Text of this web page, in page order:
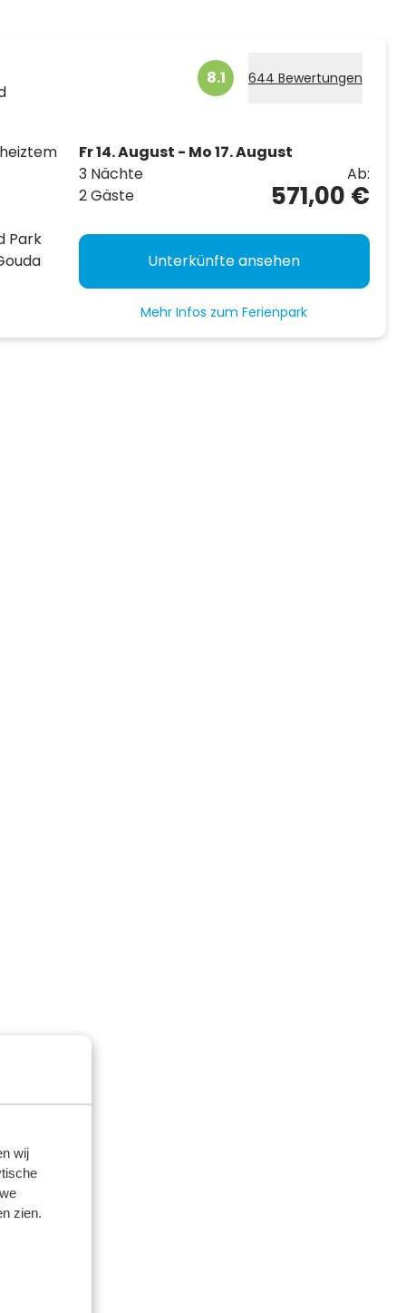
wij
zien.
8.1 644 Bewertungen
Park
Fr 14. August - Mo 17. August
3 Nächte
2 Gäste
Ab:
571,00 €
Unterkünfte ansehen
Mehr Infos zum Ferienpark